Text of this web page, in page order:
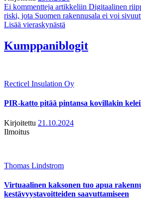
Ei kommentteja artikkeliin Digitaalinen
riski, jota Suomen rakennusala ei voi
Lisää vieraskynästä
Kumppaniblogit
Recticel Insulation Oy
PIR-katto pitää pintansa kovillakin
Kirjoitettu 21.10.2024
Ilmoitus
Thomas Lindstrom
Virtuaalinen kaksonen tuo apua
kestävyystavoitteiden saavuttamiseen